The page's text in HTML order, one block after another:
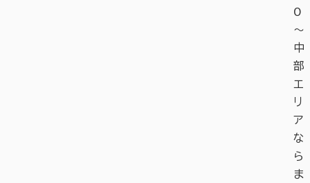
0
～
中
部
エ
リ
ア
な
ら
ま